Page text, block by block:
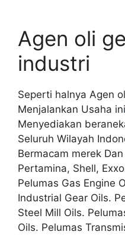
Agen oli
industri
Seperti halnya Agen
Menjalankan Usaha ini
Menyediakan
Seluruh Wilayah
Bermacam merek
Pertamina, Shell,
Pelumas Gas Engine
Industrial Gear Oils.
Steel Mill Oils.
Oils. Pelumas